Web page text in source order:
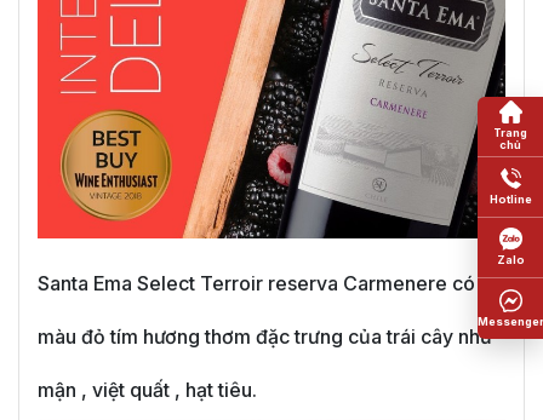
Santa Ema Select Terroir reserva Carmenere có
màu đỏ tím hương thơm đặc trưng của trái cây như
mận , việt quất , hạt tiêu.